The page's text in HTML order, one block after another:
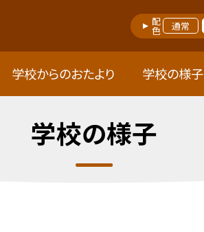
配色 通常
学校からのおたより 学校の様子
学校の様子